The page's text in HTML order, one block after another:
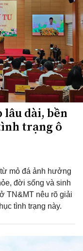
dài, bền
trạng ô
mỏ đá ảnh hưởng
đời sống và sinh
TN&MT nêu rõ giải
tình trạng này.